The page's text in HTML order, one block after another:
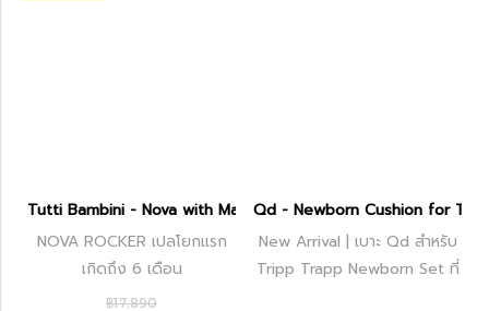
Tutti Bambini - Nova with Maison Set
NOVA ROCKER เปลโยกแรก
เกิดถึง 6 เดือน
฿17,890
Qd - Newborn Cushion for
New Arrival | เบาะ Qd สำหรับ
Tripp Trapp Newborn Set ที่